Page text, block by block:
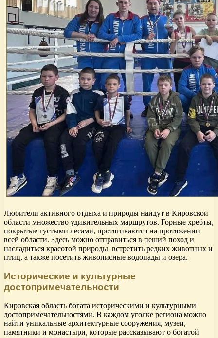
Любители активного отдыха и природы найдут в Кировской
области множество удивительных маршрутов. Горные хребты,
покрытые густыми лесами, протягиваются на протяжении
всей области. Здесь можно отправиться в пеший поход и
насладиться красотой природы, встретить редких животных и
птиц, а также посетить живописные водопады и озера.
Исторические и культурные
достопримечательности
Кировская область богата историческими и культурными
достопримечательностями. В каждом уголке региона можно
найти уникальные архитектурные сооружения, музеи,
памятники и монастыри, которые рассказывают о богатой